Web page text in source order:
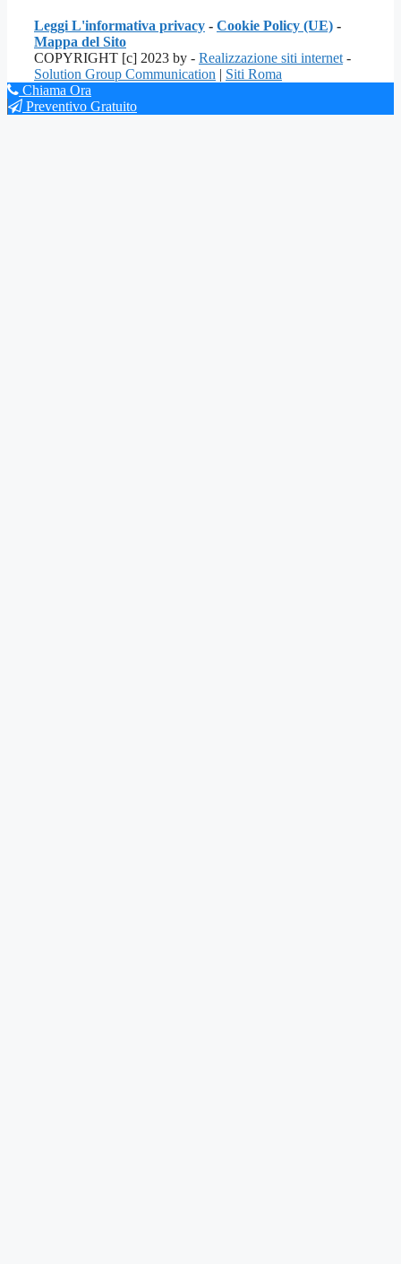
Leggi L'informativa privacy - Cookie Policy (UE) -
Mappa del Sito
COPYRIGHT [c] 2023 by - Realizzazione siti internet -
Solution Group Communication | Siti Roma
Chiama Ora
Preventivo Gratuito